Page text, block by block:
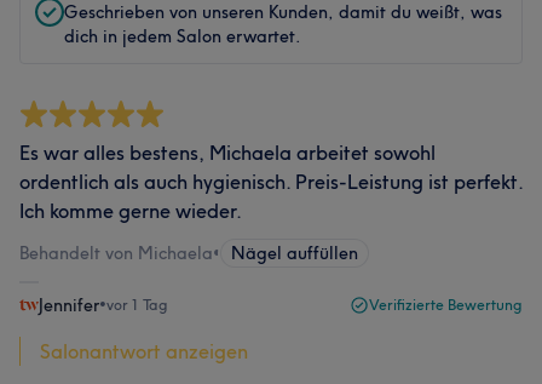
Geschrieben von unseren Kunden, damit du weißt, was
dich in jedem Salon erwartet.
Es war alles bestens, Michaela arbeitet sowohl
ordentlich als auch hygienisch. Preis-Leistung ist perfekt.
Ich komme gerne wieder.
Behandelt von Michaela• Nägel auffüllen
Jennifer•vor 1 Tag Verifizierte Bewertung
Salonantwort anzeigen